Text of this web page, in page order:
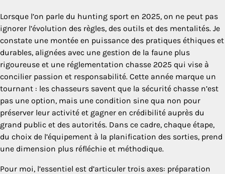
Lorsque l’on parle du hunting sport en 2025, on ne peut pas
ignorer l’évolution des règles, des outils et des mentalités. Je
constate une montée en puissance des pratiques éthiques et
durables, alignées avec une gestion de la faune plus
rigoureuse et une réglementation chasse 2025 qui vise à
concilier passion et responsabilité. Cette année marque un
tournant : les chasseurs savent que la sécurité chasse n’est
pas une option, mais une condition sine qua non pour
préserver leur activité et gagner en crédibilité auprès du
grand public et des autorités. Dans ce cadre, chaque étape,
du choix de l’équipement à la planification des sorties, prend
une dimension plus réfléchie et méthodique.
Pour moi, l’essentiel est d’articuler trois axes: préparation